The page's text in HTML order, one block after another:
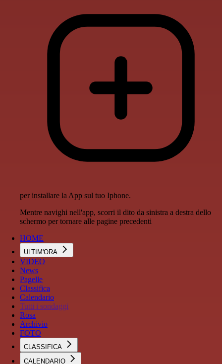
per installare la App sul tuo Iphone.
Mentre navighi nell'app, scorri il dito da sinistra a destra dello
schermo per tornare alle pagine precedenti
HOME
ULTIM'ORA
VIDEO
News
Pagelle
Classifica
Calendario
Tutti i sondaggi
Rosa
Archivio
FOTO
CLASSIFICA
CALENDARIO